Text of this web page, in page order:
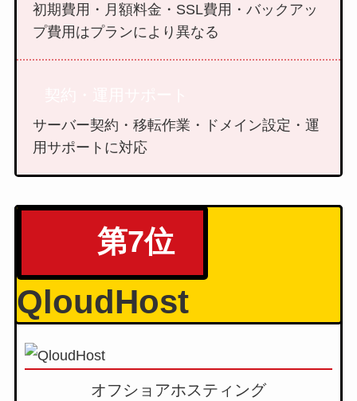
初期費用・月額料金・SSL費用・バックアッ
プ費用はプランにより異なる
サーバー契約・移転作業・ドメイン設定・運
用サポートに対応
第7位
QloudHost
オフショアホスティング